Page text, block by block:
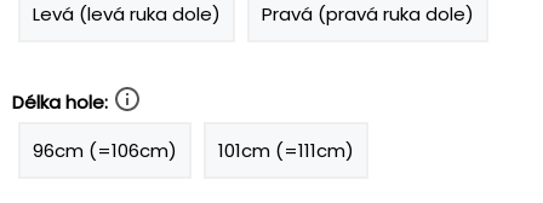
Levá (levá ruka dole)
Pravá (pravá ruka dole)
Délka hole:
96cm (=106cm)
101cm (=111cm)